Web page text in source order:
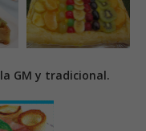
GM y tradicional.